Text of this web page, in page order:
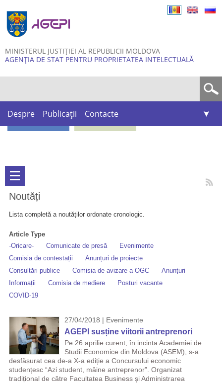
MINISTERUL JUSTIȚIEI AL REPUBLICII MOLDOVA
AGENȚIA DE STAT PENTRU PROPRIETATEA INTELECTUALĂ
Despre Publicații Contacte
Noutăți
Lista completă a noutăților ordonate cronologic.
Article Type
-Oricare-
Comunicate de presă
Evenimente
Comisia de contestații
Anunțuri de proiecte
Consultări publice
Comisia de avizare a OGC
Anunțuri
Informații
Comisia de mediere
Posturi vacante
COVID-19
27/04/2018 | Evenimente
AGEPI susține viitorii antreprenori
Pe 26 aprilie curent, în incinta Academiei de
Studii Economice din Moldova (ASEM), s-a
desfășurat cea de-a X-a ediție a Concursului economic
studențesc “Azi student, mâine antreprenor”. Organizat
tradițional de către Facultatea Business și Administrarea